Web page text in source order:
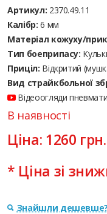
Артикул: 2370.49.11
Калібр: 6 мм
Матеріал кожуху/
Тип боеприпасу:
Приціл: Відкритий
Вид страйкбольної
Відеоогляди
В наявності
Ціна: 1260 грн.
* Ціна зі
Знайшли